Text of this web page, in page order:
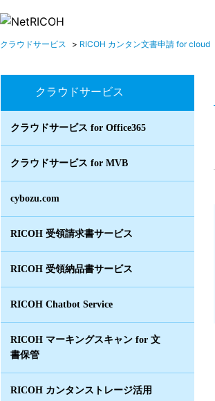
クラウドサービス > RICOH カンタン文書申請 for cloud
クラウドサービス
クラウドサービス for Office365
クラウドサービス for MVB
cybozu.com
RICOH 受領請求書サービス
RICOH 受領納品書サービス
RICOH Chatbot Service
RICOH マーキングスキャン for 文
書保管
RICOH カンタンストレージ活用